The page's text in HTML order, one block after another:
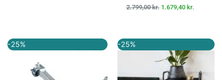
2.799,00kr. 1.679,40 kr.
-25%
oprindelige
var:
399,95 kr..
aktuelle
-25%
oprindelige
pris
var:
1.199,00 kr..
aktuelle
pris
899,00 kr..